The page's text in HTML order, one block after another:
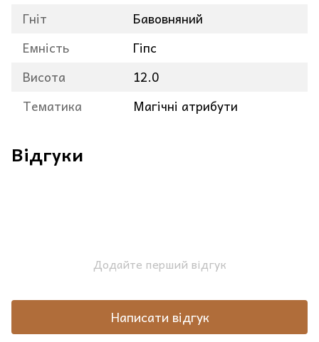
Гніт
Бавовняний
Емність
Гіпс
Висота
12.0
Тематика
Магічні атрибути
Відгуки
Додайте перший відгук
Написати відгук